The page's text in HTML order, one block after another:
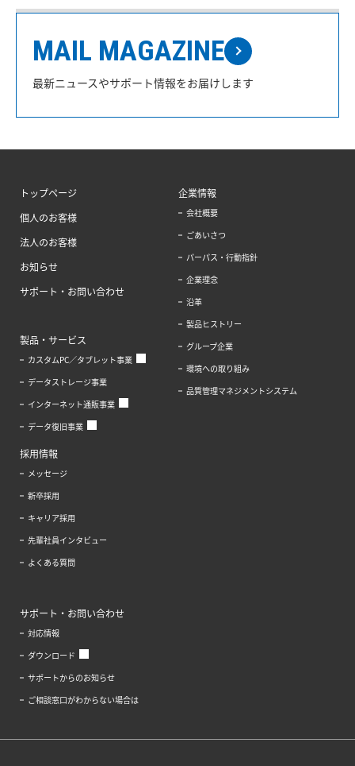
MAIL MAGAZINE
最新ニュースやサポート情報をお届けします
トップページ
個人のお客様
法人のお客様
お知らせ
サポート・お問い合わせ
製品・サービス
カスタムPC／タブレット事業
データストレージ事業
インターネット通販事業
データ復旧事業
企業情報
会社概要
ごあいさつ
パーパス・行動指針
企業理念
沿革
製品ヒストリー
グループ企業
環境への取り組み
品質管理マネジメントシステム
採用情報
メッセージ
新卒採用
キャリア採用
先輩社員インタビュー
よくある質問
サポート・お問い合わせ
対応情報
ダウンロード
サポートからのお知らせ
ご相談窓口がわからない場合は